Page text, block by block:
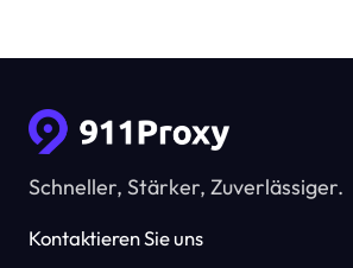
Schneller, Stärker, Zuverlässiger.
Kontaktieren Sie uns